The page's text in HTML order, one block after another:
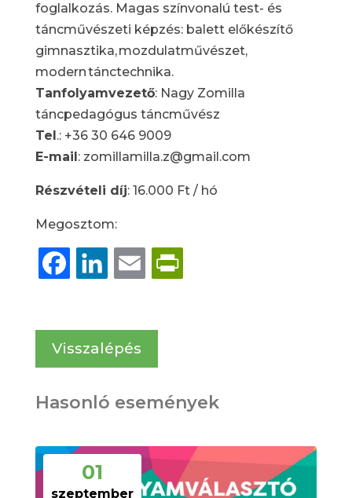
foglalkozás. Magas színvonalú test- és
táncművészeti képzés: balett előkészítő
gimnasztika, mozdulatművészet,
modern tánctechnika.
Tanfolyamvezető: Nagy Zomilla
táncpedagógus táncművész
Tel .: +36 30 646 9009
E-mail : zomillamilla.z@gmail.com
Részvételi díj: 16.000 Ft / hó
Megosztom:
FacebookLinkedInEmail
Visszalépés
Hasonló események
01
szeptember